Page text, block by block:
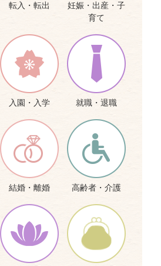
転入・転出
妊娠・出産・子
育て
入園・入学 就職・退職
結婚・離婚 高齢者・介護